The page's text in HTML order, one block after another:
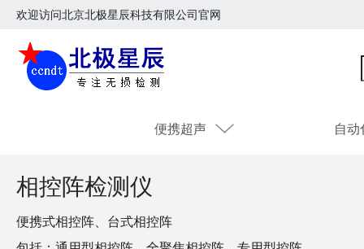
欢迎访问北京北极星辰科技有限公司官网
便携超声 自
相控阵检测仪
便携式相控阵、台式相控阵